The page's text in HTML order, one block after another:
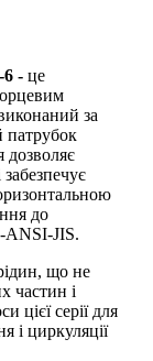
6 - це
за
патрубок
дозволяє
до
ANSI-JIS.
що не
частин і
цієї серії для
і циркуляції